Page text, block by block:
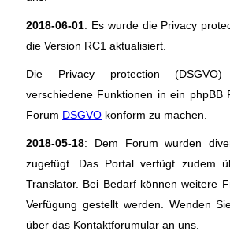
2018-06-01: Es wurde die Privacy
die Version RC1 aktualisiert.
Die Privacy protection
verschiedene Funktionen in ein phpBB
Forum DSGVO konform zu machen.
2018-05-18: Dem Forum wurden
zugefügt. Das Portal verfügt zudem
Translator. Bei Bedarf können weitere
Verfügung gestellt werden. Wenden
über das Kontaktforumular an uns.